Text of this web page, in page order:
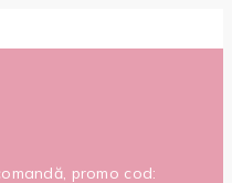
promo cod: